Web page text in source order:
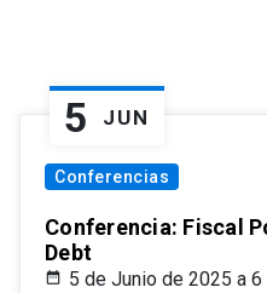
5 JUN
Conferencias
Conferencia: Fiscal
Debt
5 de Junio de 2025 a